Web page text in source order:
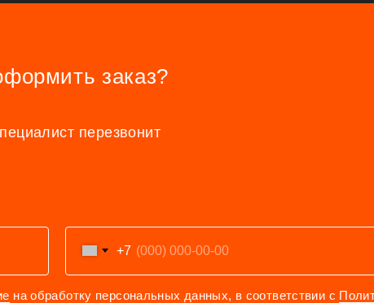
заказ?
перезвонит
+7
на обработку персональных данных, в соответствии с